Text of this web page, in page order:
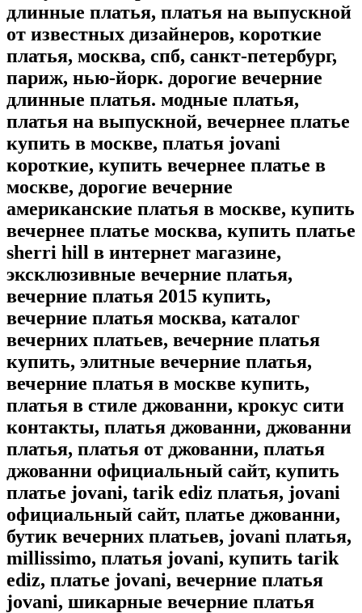
длинные платья, платья на выпускной
от известных дизайнеров, короткие
платья, москва, спб, санкт-петербург,
париж, нью-йорк. дорогие вечерние
длинные платья. модные платья,
платья на выпускной, вечернее платье
купить в москве, платья jovani
короткие, купить вечернее платье в
москве, дорогие вечерние
американские платья в москве, купить
вечернее платье москва, купить платье
sherri hill в интернет магазине,
эксклюзивные вечерние платья,
вечерние платья 2015 купить,
вечерние платья москва, каталог
вечерних платьев, вечерние платья
купить, элитные вечерние платья,
вечерние платья в москве купить,
платья в стиле джованни, крокус сити
контакты, платья джованни, джованни
платья, платья от джованни, платья
джованни официальный сайт, купить
платье jovani, tarik ediz платья, jovani
официальный сайт, платье джованни,
бутик вечерних платьев, jovani платья,
millissimo, платья jovani, купить tarik
ediz, платье jovani, вечерние платья
jovani, шикарные вечерние платья